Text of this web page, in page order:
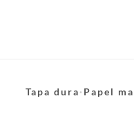
Tapa dura· Papel